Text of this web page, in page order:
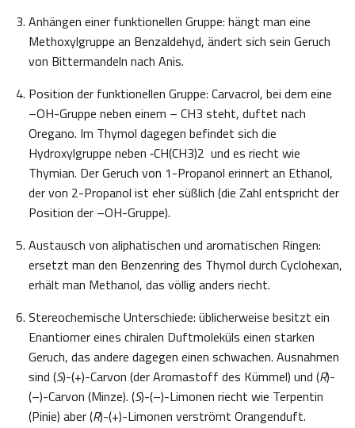
Anhängen einer funktionellen Gruppe: hängt man eine
Methoxylgruppe an Benzaldehyd, ändert sich sein Geruch
von Bittermandeln nach Anis.
Position der funktionellen Gruppe: Carvacrol, bei dem eine
–OH-Gruppe neben einem – CH3 steht, duftet nach
Oregano. Im Thymol dagegen befindet sich die
Hydroxylgruppe neben ‑CH(CH3)2 und es riecht wie
Thymian. Der Geruch von 1-Propanol erinnert an Ethanol,
der von 2-Propanol ist eher süßlich (die Zahl entspricht der
Position der –OH-Gruppe).
Austausch von aliphatischen und aromatischen Ringen:
ersetzt man den Benzenring des Thymol durch Cyclohexan,
erhält man Methanol, das völlig anders riecht.
Stereochemische Unterschiede: üblicherweise besitzt ein
Enantiomer eines chiralen Duftmoleküls einen starken
Geruch, das andere dagegen einen schwachen. Ausnahmen
sind (S)-(+)-Carvon (der Aromastoff des Kümmel) und (R)-
(–)-Carvon (Minze). (S)-(–)-Limonen riecht wie Terpentin
(Pinie) aber (R)-(+)-Limonen verströmt Orangenduft.